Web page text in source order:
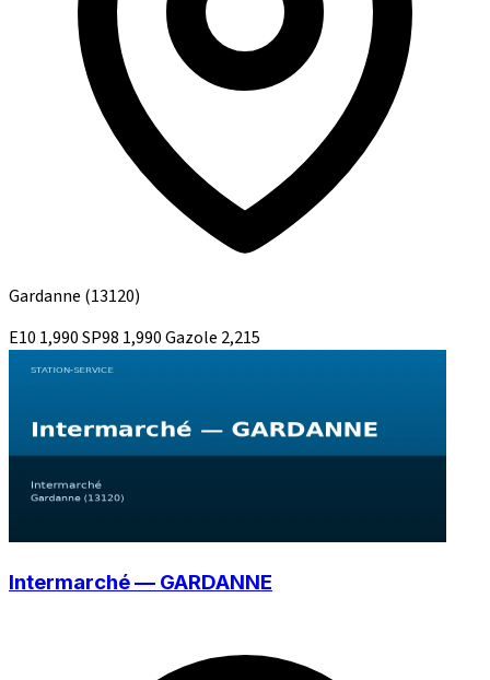
Gardanne (13120)
E10 1,990SP98 1,990Gazole 2,215
Intermarché — GARDANNE